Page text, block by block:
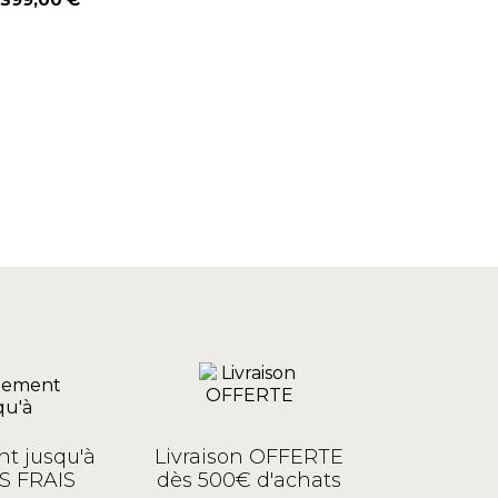
Prix
jusqu'à
FRAIS
Livraison OFFERTE
dès 500€ d'achats